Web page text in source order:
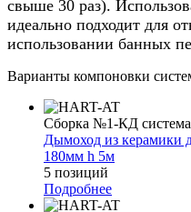
свыше 30 раз).
идеально подходит для
использовании банных
Варианты компоновки
Сборка №1-КД
Дымоход из керамики
180мм h 5м
5 позиций
Подробнее